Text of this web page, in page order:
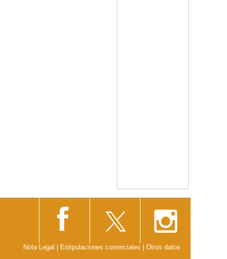
Nota Legal Estipulaciones comerciales Otros datos